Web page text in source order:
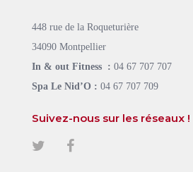
448 rue de la Roqueturière
34090 Montpellier
In & out Fitness : 04 67 707 707
Spa Le Nid’O : 04 67 707 709
Suivez-nous sur les réseaux !